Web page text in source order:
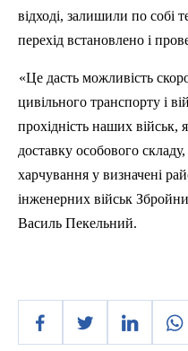
відході, залишили по собі
перехід встановлено і
«Це дасть можливість
цивільного транспорту і
прохідність наших військ,
доставку особового
харчування у визначені
інженерних військ
Василь Пекельний.